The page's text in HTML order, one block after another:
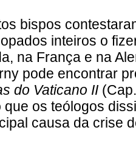
bispos
inteiros o
na França e na
pode encontrar
do Vaticano II
que os teólogos
causa da crise